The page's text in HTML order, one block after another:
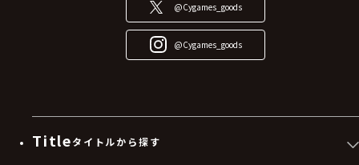
@Cygames_goods
@Cygames_goods
Titleタイトルから探す